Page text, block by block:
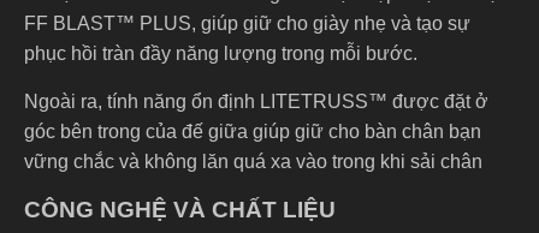
FF BLAST™ PLUS, giúp giữ cho giày nhẹ và tạo sự
phục hồi tràn đầy năng lượng trong mỗi bước.
Ngoài ra, tính năng ổn định LITETRUSS™ được đặt ở
góc bên trong của đế giữa giúp giữ cho bàn chân bạn
vững chắc và không lăn quá xa vào trong khi sải chân
CÔNG NGHỆ VÀ CHẤT LIỆU